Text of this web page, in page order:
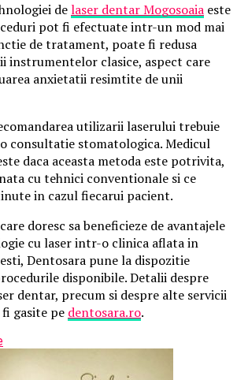
delaser dentar Mogosoaia este
pot fi efectuate intr-un mod mai
de tratament, poate fi redusa
instrumentelor clasice, aspect care
anxietatii resimtite de unii
utilizarii laserului trebuie
consultatie stomatologica. Medicul
daca aceasta metoda este potrivita,
cu tehnici conventionale si ce
in cazul fiecarui pacient.
doresc sa beneficieze de avantajele
cu laser intr-o clinica aflata in
Dentosara pune la dispozitie
disponibile. Detalii despre
dentar, precum si despre alte servicii
gasite pe dentosara.ro.